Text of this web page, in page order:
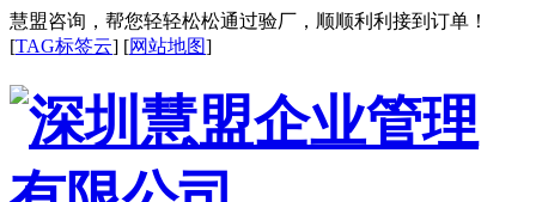
慧盟咨询，帮您轻轻松松通过验厂，顺顺利利接到订单！
[TAG标签云] [网站地图]